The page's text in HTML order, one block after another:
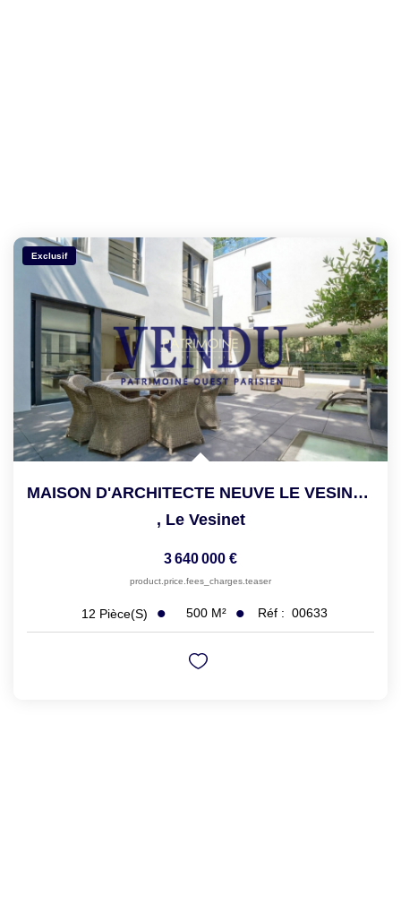
Exclusif
MAISON D'ARCHITECTE NEUVE LE VESINET - 12 Pièce(s) - 500 M2
, Le Vesinet
3 640 000 €
product.price.fees_charges.teaser
12 Pièce(s) 500 M² Réf : 00633